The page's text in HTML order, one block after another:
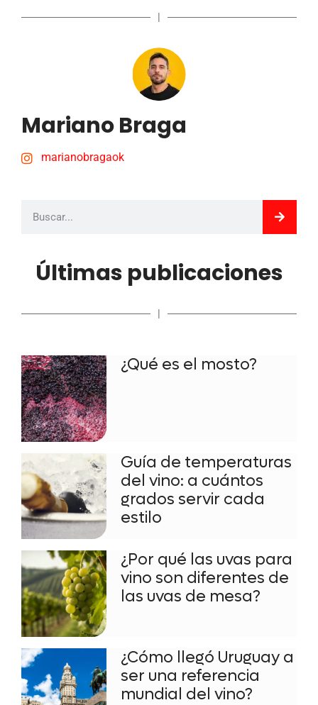
|
Mariano Braga
marianobragaok
Últimas publicaciones
|
¿Qué es el mosto?
Guía de temperaturas
del vino: a cuántos
grados servir cada
estilo
¿Por qué las uvas para
vino son diferentes de
las uvas de mesa?
¿Cómo llegó Uruguay a
ser una referencia
mundial del vino?